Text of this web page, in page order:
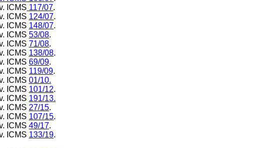
ICMS 117/07.
ICMS 124/07.
ICMS 148/07.
ICMS 53/08.
ICMS 71/08.
ICMS 138/08.
ICMS 69/09.
ICMS 119/09.
ICMS 01/10.
ICMS 101/12.
ICMS 191/13.
ICMS 27/15.
ICMS 107/15.
ICMS 49/17.
ICMS 133/19.